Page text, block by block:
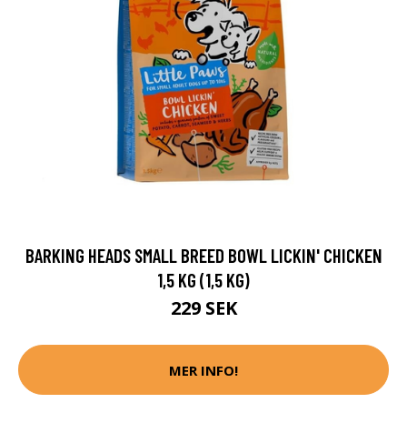
BARKING HEADS SMALL BREED BOWL LICKIN' CHICKEN
1,5 KG (1,5 KG)
229 SEK
MER INFO!